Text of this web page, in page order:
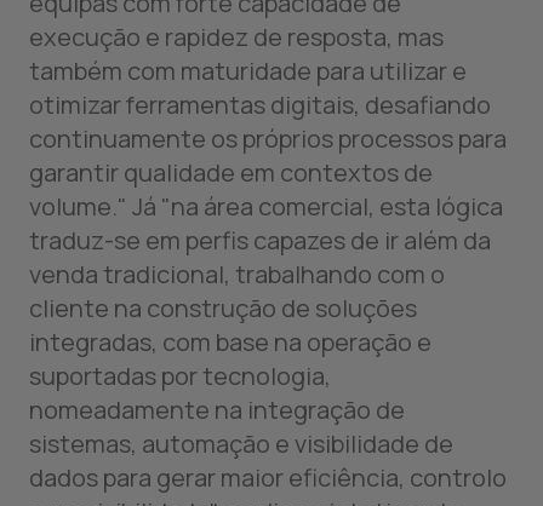
execução e rapidez de resposta, mas
também com maturidade para utilizar e
otimizar ferramentas digitais, desafiando
continuamente os próprios processos para
garantir qualidade em contextos de
volume." Já "na área comercial, esta lógica
traduz-se em perfis capazes de ir além da
venda tradicional, trabalhando com o
cliente na construção de soluções
integradas, com base na operação e
suportadas por tecnologia,
nomeadamente na integração de
sistemas, automação e visibilidade de
dados para gerar maior eficiência, controlo